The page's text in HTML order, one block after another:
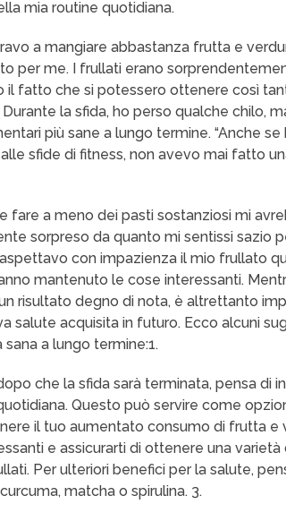
mia routine quotidiana.
a mangiare abbastanza frutta e
per me. I frullati erano
il fatto che si potessero ottenere così
la sfida, ho perso qualche chilo,
più sane a lungo termine. “Anche se
sfide di fitness, non avevo mai fatto
fare a meno dei pasti sostanziosi mi
sorpreso da quanto mi sentissi sazio
con impazienza il mio frullato
mantenuto le cose interessanti.
risultato degno di nota, è altrettanto
salute acquisita in futuro. Ecco alcuni
a lungo termine:1.
che la sfida sarà terminata, pensa di
Questo può servire come
il tuo aumentato consumo di frutta e
e assicurarti di ottenere una varietà
Per ulteriori benefici per la salute,
matcha o spirulina. 3.